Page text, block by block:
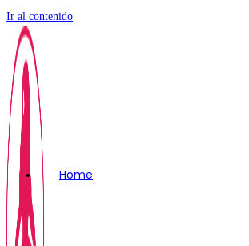
Ir al contenido
Home